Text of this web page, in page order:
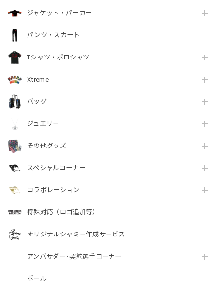
ジャケット・パーカー
パンツ・スカート
Tシャツ・ポロシャツ
Xtreme
バッグ
ジュエリー
その他グッズ
スペシャルコーナー
コラボレーション
特殊対応（ロゴ追加等）
オリジナルシャミー作成サービス
アンバサダー･契約選手コーナー
ボール